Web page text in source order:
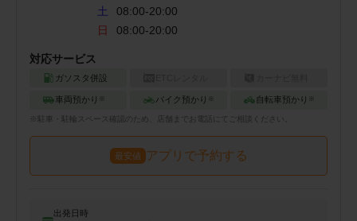
土
08:00-20:00
日
08:00-20:00
対応サービス
ガソスタ併設
車両預かり ※ バイク預かり ※ 自転車預かり ※
※ 駐車・駐輪 スペース確認のため、店舗までお電話にてご相談ください。
最安値 アプリで予約する
出発日時